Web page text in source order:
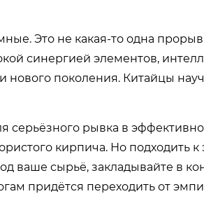
Это не какая-то одна
синергией элементов,
поколения. Китайцы
серьёзного рывка в
кирпича. Но подходить
ваше сырьё, закладывайте в
придётся переходить от